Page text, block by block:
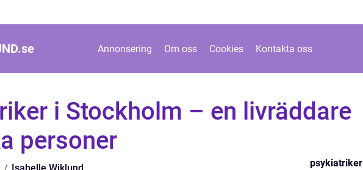
se Annonsering Om oss Cookies Kontakta oss
i Stockholm – en livräddare
personer
psykiatriker